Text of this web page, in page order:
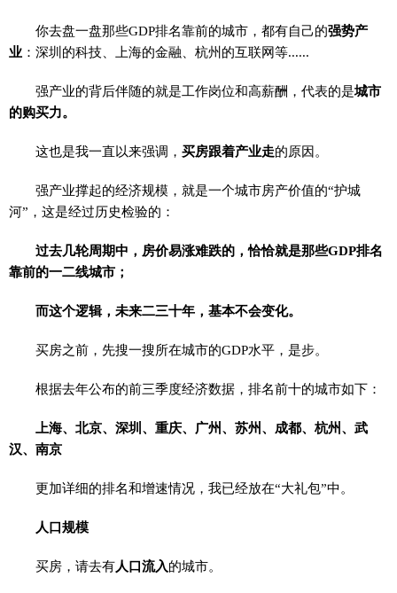
你去盘一盘那些GDP排名靠前的城市，都有自己的强势产
业 ：深圳的科技、上海的金融、杭州的互联网等......
强产业的背后伴随的就是工作岗位和高薪酬，代表的是城市
的购买力。
这也是我一直以来强调，买房跟着产业走的原因。
强产业撑起的经济规模，就是一个城市房产价值的“护城
河”，这是经过历史检验的：
过去几轮周期中，房价易涨难跌的，恰恰就是那些GDP排名
靠前的一二线城市；
而这个逻辑，未来二三十年，基本不会变化。
买房之前，先搜一搜所在城市的GDP水平，是步。
根据去年公布的前三季度经济数据，排名前十的城市如下：
上海、北京、深圳、重庆、广州、苏州、成都、杭州、武
汉、南京
更加详细的排名和增速情况，我已经放在“大礼包”中。
人口规模
买房，请去有人口流入的城市。